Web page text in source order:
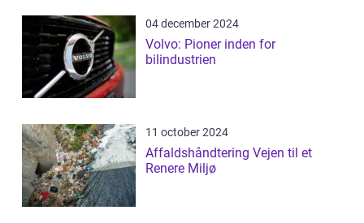
04 december 2024
Volvo: Pioner inden for
bilindustrien
11 october 2024
Affaldshåndtering Vejen til et
Renere Miljø